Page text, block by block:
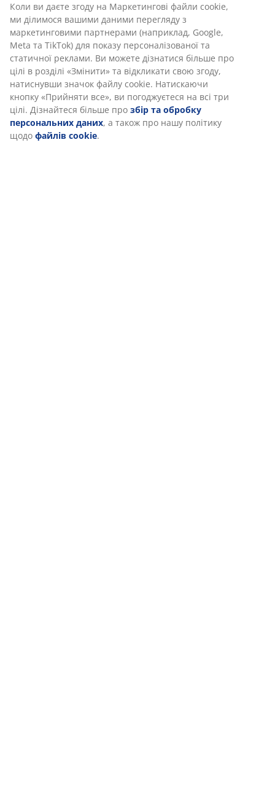
Коли ви даєте згоду на Маркетингові файли cookie,
ми ділимося вашими даними перегляду з
маркетинговими партнерами (наприклад, Google,
Meta та TikTok) для показу персоналізованої та
статичної реклами. Ви можете дізнатися більше про
цілі в розділі «Змінити» та відкликати свою згоду,
натиснувши значок файлу cookie. Натискаючи
кнопку «Прийняти все», ви погоджуєтеся на всі три
цілі. Дізнайтеся більше про збір та обробку
персональних даних, а також про нашу політику
щодо файлів cookie.